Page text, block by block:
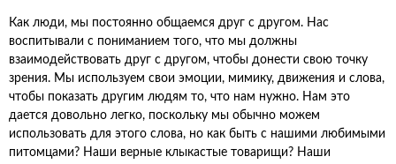
Как люди, мы постоянно общаемся друг с другом. Нас
воспитывали с пониманием того, что мы должны
взаимодействовать друг с другом, чтобы донести свою точку
зрения. Мы используем свои эмоции, мимику, движения и слова,
чтобы показать другим людям то, что нам нужно. Нам это
дается довольно легко, поскольку мы обычно можем
использовать для этого слова, но как быть с нашими любимыми
питомцами? Наши верные клыкастые товарищи? Наши